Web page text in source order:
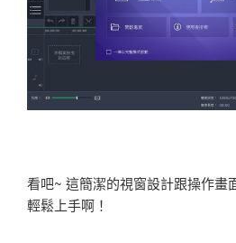
看吧~ 這簡潔的視窗設計跟操作畫
輕鬆上手啊！